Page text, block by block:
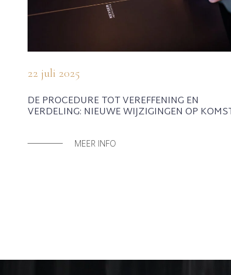
22 juli 2025
DE PROCEDURE TOT VEREFFENING EN
VERDELING: NIEUWE WIJZIGINGEN OP
MEER INFO